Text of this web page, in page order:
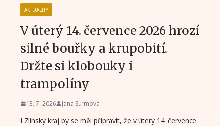
AKTUALITY
V úterý 14. července 2026 hrozí
silné bouřky a krupobití.
Držte si klobouky i
trampolíny
13. 7. 2026 Jana Surmová
I Zlínský kraj by se měl připravit, že v úterý 14. července